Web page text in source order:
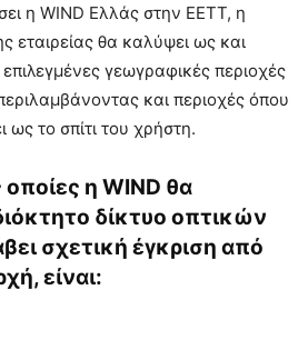
η WIND Ελλάς στην ΕΕΤΤ, η
εταιρείας θα καλύψει ως και
γεωγραφικές περιοχές
και περιοχές όπου
ως το σπίτι του χρήστη.
οποίες η WIND θα
δίκτυο οπτικών
σχετική έγκριση από
είναι: